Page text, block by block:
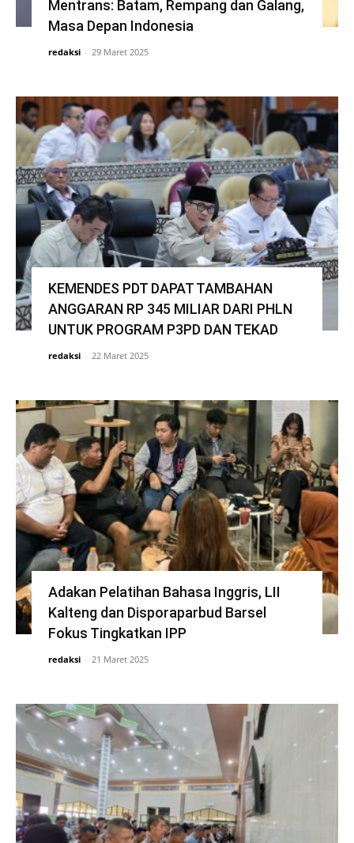
Mentrans: Batam, Rempang dan Galang,
Masa Depan Indonesia
redaksi - 29 Maret 2025
KEMENDES PDT DAPAT TAMBAHAN
ANGGARAN RP 345 MILIAR DARI PHLN
UNTUK PROGRAM P3PD DAN TEKAD
redaksi - 22 Maret 2025
Adakan Pelatihan Bahasa Inggris, LII
Kalteng dan Disporaparbud Barsel
Fokus Tingkatkan IPP
redaksi - 21 Maret 2025